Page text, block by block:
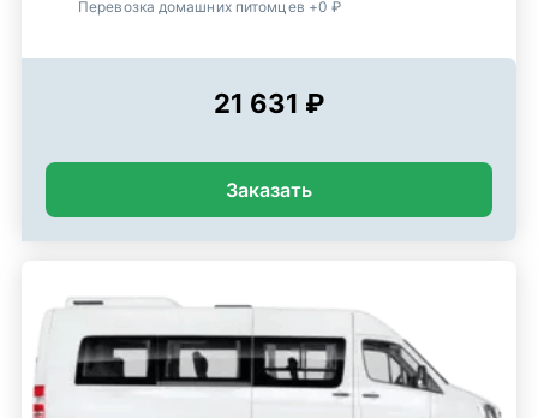
Перевозка домашних питомцев +0 ₽
21 631 ₽
Заказать